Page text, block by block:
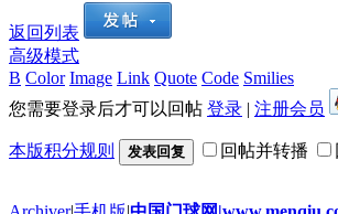
返回列表
高级模式
B Color Image Link Quote Code Smilies
您需要登录后才可以回帖 登录 | 注册会员
本版积分规则 发表回复 回帖并转播